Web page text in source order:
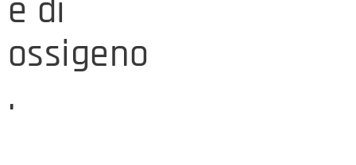
e di
ossigeno
.